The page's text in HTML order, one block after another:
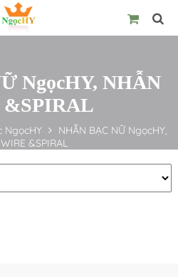
NgọcHY, NHẪN
NgọcHY
NHẪN BẠC NỮ NgọcHY,
&SPIRAL